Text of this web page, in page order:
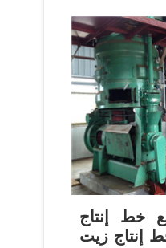
خط إنتاج
إنتاج زيت